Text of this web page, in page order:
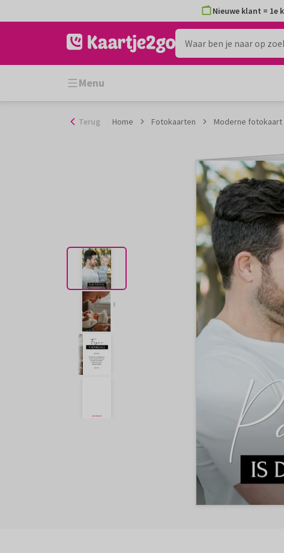
naar
Nieuwe klant = 1e
Menu
Terug Home Fotokaarten Moderne fotokaart